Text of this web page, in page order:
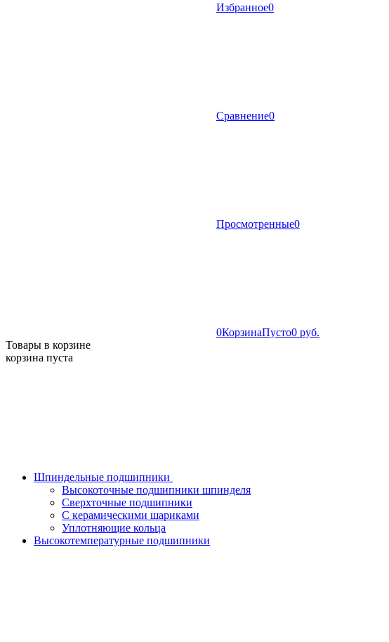
Избранное0
Сравнение0
Просмотренные0
0КорзинаПусто0 руб.
Товары в корзине
корзина пуста
Шпиндельные подшипники
Высокоточные подшипники шпинделя
Сверхточные подшипники
С керамическими шариками
Уплотняющие кольца
Высокотемпературные подшипники